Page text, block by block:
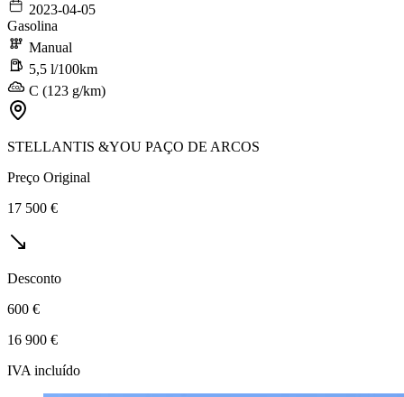
2023-04-05
Gasolina
Manual
5,5 l/100km
C (123 g/km)
STELLANTIS &YOU PAÇO DE ARCOS
Preço Original
17 500 €
Desconto
600 €
16 900 €
IVA incluído